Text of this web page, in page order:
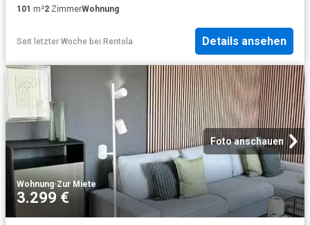
101 m²2 ZimmerWohnung
Seit letzter Woche bei Rentola Details ansehen
Foto anschauen
Wohnung·Zur Miete
3.299 €